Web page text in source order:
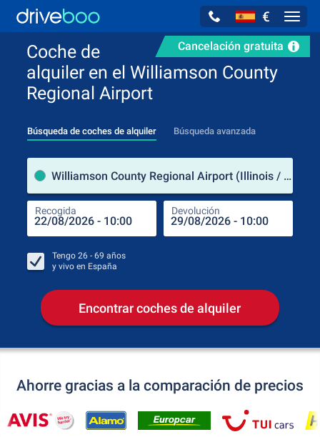
€
Cancelación gratuita
Coche de
alquiler en el Williamson County
Regional Airport
Búsqueda de coches de alquiler Búsqueda avanzada
Williamson County Regional Airport (Illinois / Estados Unidos de América)
Recogida Devolución
Tengo 26 - 69 años
y vivo en España
Encontrar coches de alquiler
Ahorre gracias a la comparación de precios